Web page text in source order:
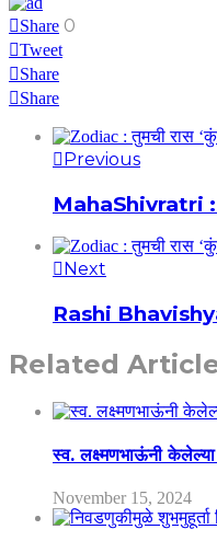
Share 0
Tweet
Share
Share
Previous
MahaShivratri :
Next
Rashi Bhavishya
Related
स्व. लक्ष्मणभाऊंनी केलेल्या
November 15, 2024